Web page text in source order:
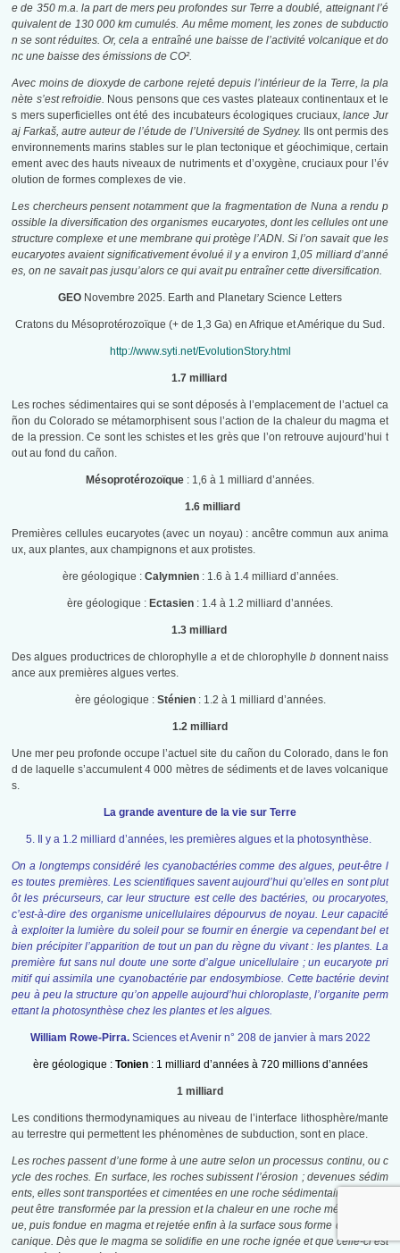
e de 350 m.a. la part de mers peu profondes sur Terre a doublé, atteignant l’é
quivalent de 130 000 km cumulés. Au même moment, les zones de subductio
n se sont réduites. Or, cela a entraîné une baisse de l’activité volcanique et do
nc une baisse des émissions de CO².
Avec moins de dioxyde de carbone rejeté depuis l’intérieur de la Terre, la pla
nète s’est refroidie. Nous pensons que ces vastes plateaux continentaux et le
s mers superficielles ont été des incubateurs écologiques cruciaux,lance Jur
aj Farkaš, autre auteur de l’étude de l’Université de Sydney.
Ils ont permis des
environnements marins stables sur le plan tectonique et géochimique, certain
ement avec des hauts niveaux de nutriments et d’oxygène, cruciaux pour l’év
olution de formes complexes de vie.
Les chercheurs pensent notamment que la fragmentation de Nuna a rendu p
ossible la diversification des organismes eucaryotes, dont les cellules ont une
structure complexe et une membrane qui protège l’ADN. Si l’on savait que les
eucaryotes avaient significativement évolué il y a environ 1,05 milliard d’anné
es, on ne savait pas jusqu’alors ce qui avait pu entraîner cette diversification.
GEO Novembre 2025. Earth and Planetary Science Letters
Cratons du Mésoprotérozoïque (+ de 1,3 Ga) en Afrique et Amérique du Sud.
http://www.syti.net/EvolutionStory.html
1.7 milliard
Les roches sédimentaires qui se sont déposés à l’emplacement de l’actuel ca
ñon du Colorado se métamorphisent sous l’action de la chaleur du magma et
de la pression. Ce sont les schistes et les grès que l’on retrouve aujourd’hui t
out au fond du cañon.
Mésoprotérozoïque : 1,6 à 1 milliard d’années.
1.6 milliard
Premières cellules eucaryotes (avec un noyau) : ancêtre commun aux anima
ux, aux plantes, aux champignons et aux protistes.
ère géologique : Calymnien: 1.6 à 1.4 milliard d’années.
ère géologique : Ectasien : 1.4 à 1.2 milliard d’années.
1.3 milliard
Des algues productrices de chlorophyllea et de chlorophylleb donnent naiss
ance aux premières algues vertes.
ère géologique : Sténien : 1.2 à 1 milliard d’années.
1.2 milliard
Une mer peu profonde occupe l’actuel site du cañon du Colorado, dans le fon
d de laquelle s’accumulent 4 000 mètres de sédiments et de laves volcanique
s.
La grande aventure de la vie sur Terre
5. Il y a 1.2 milliard d’années, les premières algues et la photosynthèse.
On a longtemps considéré les cyanobactéries comme des algues, peut-être l
es toutes premières. Les scientifiques savent aujourd’hui qu’elles en sont plut
ôt les précurseurs, car leur structure est celle des bactéries, ou procaryotes,
c’est-à-dire des organisme unicellulaires dépourvus de noyau. Leur capacité
à exploiter la lumière du soleil pour se fournir en énergie va cependant bel et
bien précipiter l’apparition de tout un pan du règne du vivant : les plantes. La
première fut sans nul doute une sorte d’algue unicellulaire ; un eucaryote pri
mitif qui assimila une cyanobactérie par endosymbiose. Cette bactérie devint
peu à peu la structure qu’on appelle aujourd’hui chloroplaste, l’organite perm
ettant la photosynthèse chez les plantes et les algues.
William Rowe-Pirra.Sciences et Avenir n° 208 de janvier à mars 2022
ère géologique : Tonien: 1 milliard d’années à 720 millions d’années
1 milliard
Les conditions thermodynamiques au niveau de l’interface lithosphère/mante
au terrestre qui permettent les phénomènes de subduction, sont en place.
Les roches passent d’une forme à une autre selon un processus continu, ou c
ycle des roches. En surface, les roches subissent l’érosion ; devenues sédim
ents, elles sont transportées et cimentées en une roche sédimentaire. Celle-ci
peut être transformée par la pression et la chaleur en une roche métamorphiq
ue, puis fondue en magma et rejetée enfin à la surface sous forme de lave vol
canique. Dès que le magma se solidifie en une roche ignée et que celle-ci est